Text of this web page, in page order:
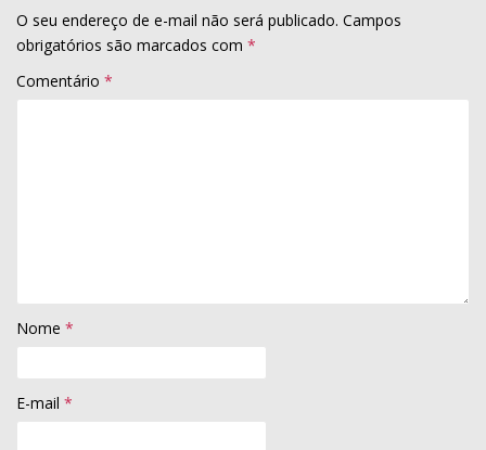
O seu endereço de e-mail não será publicado. Campos
obrigatórios são marcados com *
Comentário *
Nome *
E-mail *